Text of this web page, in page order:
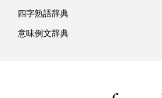
四字熟語辞典
意味例文辞典